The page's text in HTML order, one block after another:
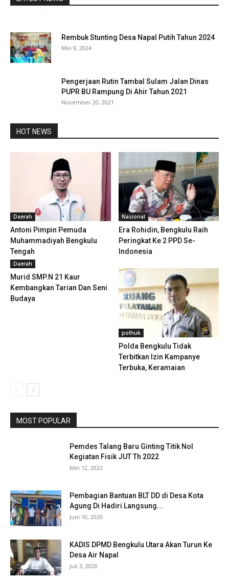
-
Rembuk Stunting Desa Napal Putih Tahun 2024
Mei 9, 2024
Pengerjaan Rutin Tambal Sulam Jalan Dinas
PUPR BU Rampung Di Ahir Tahun 2021
November 20, 2021
HOT NEWS
Daerah
Antoni Pimpin Pemuda
Muhammadiyah Bengkulu
Tengah
Nasional
Era Rohidin, Bengkulu Raih
Peringkat Ke 2 PPD Se-
Indonesia
Daerah
Murid SMP.N 21 Kaur
Kembangkan Tarian Dan Seni
Budaya
polhuk
Polda Bengkulu Tidak
Terbitkan Izin Kampanye
Terbuka, Keramaian
MOST POPULAR
Pemdes Talang Baru Ginting Titik Nol
Kegiatan Fisik JUT Th 2022
Mei 12, 2022
Pembagian Bantuan BLT DD di Desa Kota
Agung Di Hadiri Langsung...
Juni 10, 2020
KADIS DPMD Bengkulu Utara Akan Turun Ke
Desa Air Napal
Juli 3, 2020